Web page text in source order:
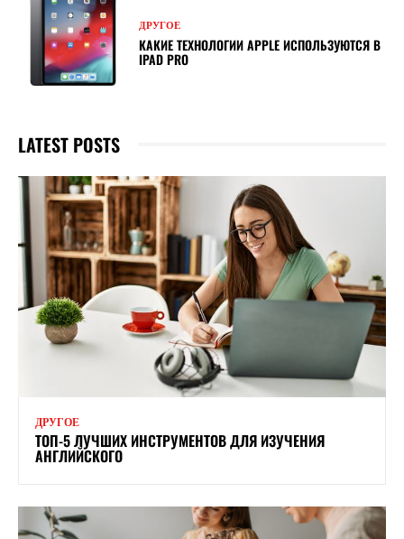
ДРУГОЕ
КАКИЕ ТЕХНОЛОГИИ APPLE ИСПОЛЬЗУЮТСЯ В
IPAD PRO
LATEST POSTS
ДРУГОЕ
ТОП-5 ЛУЧШИХ ИНСТРУМЕНТОВ ДЛЯ ИЗУЧЕНИЯ
АНГЛИЙСКОГО